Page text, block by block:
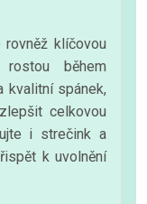
rovněž klíčovou
během
kvalitní spánek,
celkovou
i strečink a
k uvolnění